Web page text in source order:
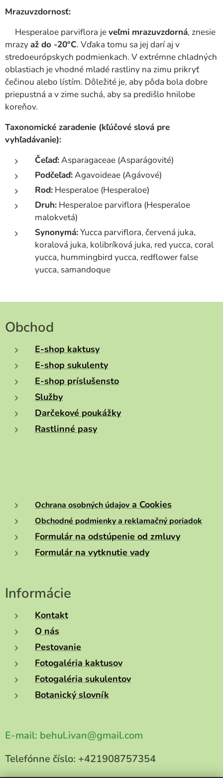
Mrazuvzdornosť:
Hesperaloe parviflora jeveľmi mrazuvzdorná, znesie
mrazyaž do -20°C. Vďaka tomu sa jej darí aj v
stredoeurópskych podmienkach. V extrémne chladných
oblastiach je vhodné mladé rastliny na zimu prikryť
čečinou alebo lístím. Dôležité je, aby pôda bola dobre
priepustná a v zime suchá, aby sa predišlo hnilobe
koreňov.
Taxonomické zaradenie (kľúčové slová pre
vyhľadávanie):
Čeľaď:Asparagaceae (Asparágovité)
Podčeľaď:Agavoideae (Agávové)
Rod: Hesperaloe (Hesperaloe)
Druh: Hesperaloe parviflora (Hesperaloe
malokvetá)
Synonymá:Yucca parviflora, červená juka,
koralová juka, kolibríková juka, red yucca, coral
yucca, hummingbird yucca, redflower false
yucca, samandoque
Obchod
E-shop kaktusy
E-shop sukulenty
E-shop príslušensto
Služby
Darčekové poukážky
Rastlinné pasy
Ochrana osobných údajov a Cookies
Obchodné podmienky a reklamačný poriadok
Formulár na odstúpenie od zmluvy
Formulár na vytknutie vady
Informácie
Kontakt
O nás
Pestovanie
Fotogaléria kaktusov
Fotogaléria sukulentov
Botanický slovník
E-mail: behul.ivan@gmail.com
Telefónne číslo: +421908757354